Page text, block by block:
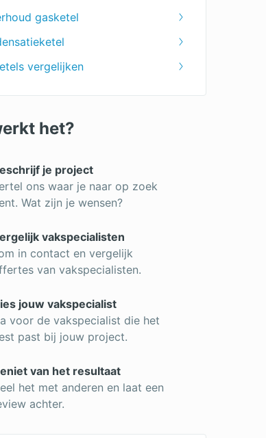
gasketel
vergelijken
het?
je project
ons waar je naar op zoek
Wat zijn je wensen?
vakspecialisten
in contact en vergelijk
van vakspecialisten.
jouw vakspecialist
voor de vakspecialist die het
past bij jouw project.
van het resultaat
het met anderen en laat een
achter.